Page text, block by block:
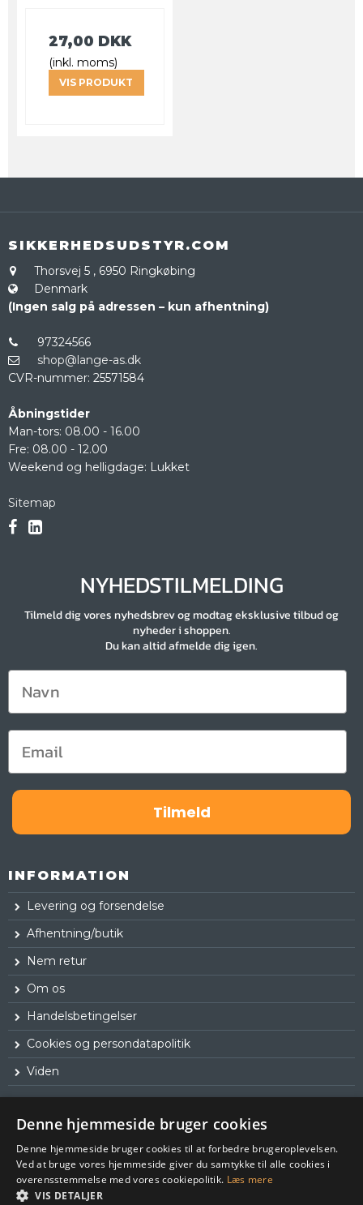
27,00 DKK
(inkl. moms)
VIS PRODUKT
SIKKERHEDSUDSTYR.COM
Thorsvej 5 , 6950 Ringkøbing
Denmark
(Ingen salg på adressen – kun afhentning)
97324566
shop@lange-as.dk
CVR-nummer: 25571584
Åbningstider
Man-tors: 08.00 - 16.00
Fre: 08.00 - 12.00
Weekend og helligdage: Lukket
Sitemap
NYHEDSTILMELDING
Tilmeld dig vores nyhedsbrev og modtag eksklusive tilbud og
nyheder i shoppen.
Du kan altid afmelde dig igen.
Tilmeld
INFORMATION
Levering og forsendelse
Afhentning/butik
Nem retur
Om os
Handelsbetingelser
Cookies og persondatapolitik
Viden
Denne hjemmeside bruger cookies
Denne hjemmeside bruger cookies til at forbedre brugeroplevelsen.
Ved at bruge vores hjemmeside giver du samtykke til alle cookies i
overensstemmelse med vores cookiepolitik. Læs mere
VIS DETALJER